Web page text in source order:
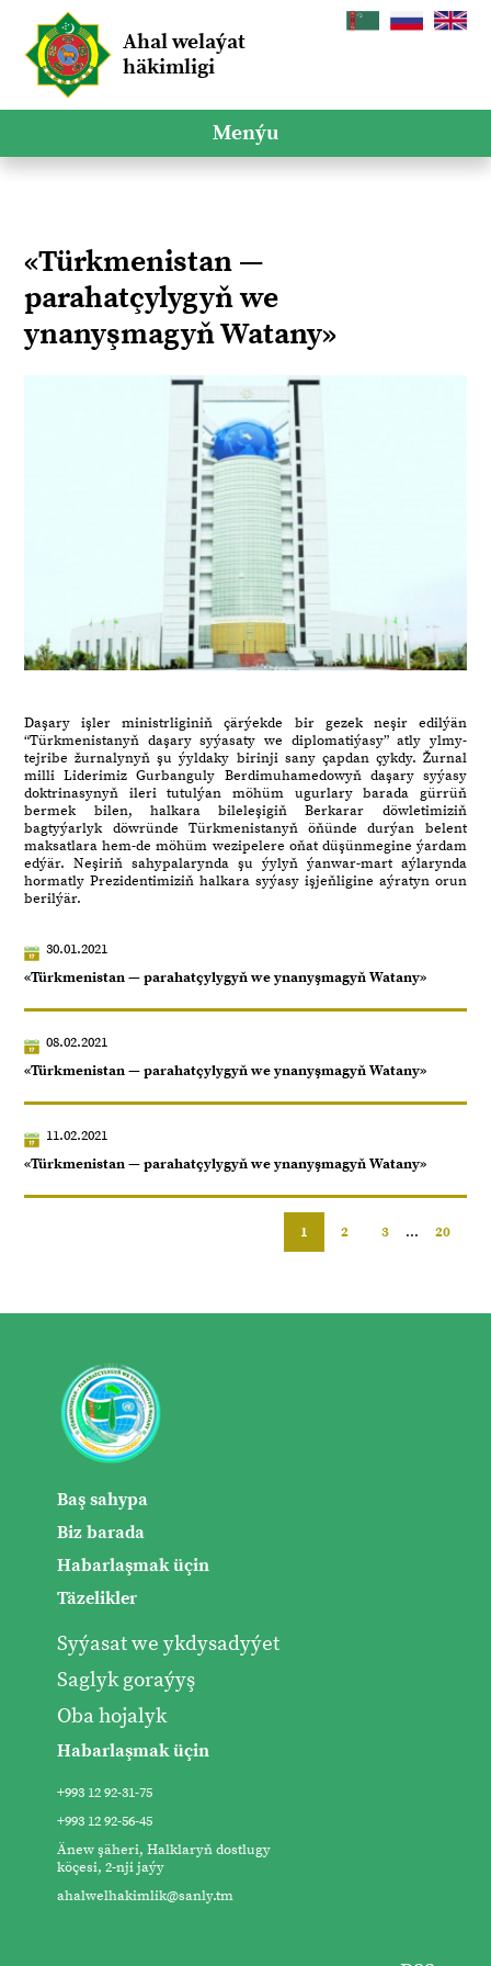
Ahal welaýat
häkimligi
Menýu
«Türkmenistan —
parahatçylygyň we
ynanyşmagyň Watany»
Daşary işler ministrliginiň çärýekde bir gezek neşir edilýän
“Türkmenistanyň daşary syýasaty we diplomatiýasy” atly ylmy-
tejribe žurnalynyň şu ýyldaky birinji sany çapdan çykdy. Žurnal
milli Liderimiz Gurbanguly Berdimuhamedowyň daşary syýasy
doktrinasynyň ileri tutulýan möhüm ugurlary barada gürrüň
bermek bilen, halkara bileleşigiň Berkarar döwletimiziň
bagtyýarlyk döwründe Türkmenistanyň öňünde durýan belent
maksatlara hem-de möhüm wezipelere oňat düşünmegine ýardam
edýär. Neşiriň sahypalarynda şu ýylyň ýanwar-mart aýlarynda
hormatly Prezidentimiziň halkara syýasy işjeňligine aýratyn orun
berilýär.
30.01.2021
«Türkmenistan — parahatçylygyň we ynanyşmagyň Watany»
08.02.2021
«Türkmenistan — parahatçylygyň we ynanyşmagyň Watany»
11.02.2021
«Türkmenistan — parahatçylygyň we ynanyşmagyň Watany»
1 2 3 ... 20
Baş sahypa
Biz barada
Habarlaşmak üçin
Täzelikler
Syýasat we ykdysadyýet
Saglyk goraýyş
Oba hojalyk
Habarlaşmak üçin
+993 12 92-31-75
+993 12 92-56-45
Änew şäheri, Halklaryň dostlugy
köçesi, 2-nji jaýy
ahalwelhakimlik@sanly.tm